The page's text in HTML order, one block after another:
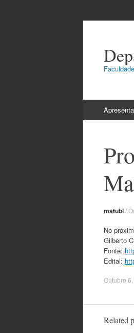
to
matubi/
No
Gilberto
Fonte:
Edital:
Outubro
Related